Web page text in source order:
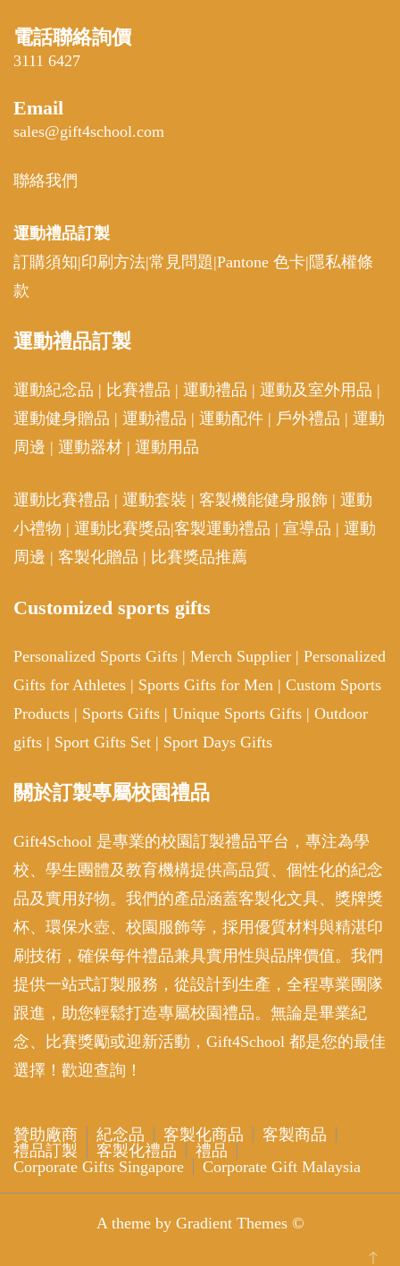
電話聯絡詢價
3111 6427
Email
sales@gift4school.com
聯絡我們
運動禮品訂製
訂購須知|印刷方法|常見問題|Pantone 色卡| 隱私權條
款
運動禮品訂製
運動紀念品 | 比賽禮品 | 運動禮品 | 運動及室外用品 |
運動健身贈品 | 運動禮品 | 運動配件 | 戶外禮品 | 運動
周邊 | 運動器材 | 運動用品
運動比賽禮品 | 運動套裝 | 客製機能健身服飾 | 運動
小禮物 | 運動比賽獎品|客製運動禮品 | 宣導品 | 運動
周邊 | 客製化贈品 | 比賽獎品推薦
Customized sports gifts
Personalized Sports Gifts | Merch Supplier | Personalized
Gifts for Athletes | Sports Gifts for Men | Custom Sports
Products | Sports Gifts | Unique Sports Gifts | Outdoor
gifts | Sport Gifts Set | Sport Days Gifts
關於訂製專屬校園禮品
Gift4School 是專業的校園訂製禮品平台，專注為學
校、學生團體及教育機構提供高品質、個性化的紀念
品及實用好物。我們的產品涵蓋客製化文具、獎牌獎
杯、環保水壺、校園服飾等，採用優質材料與精湛印
刷技術，確保每件禮品兼具實用性與品牌價值。我們
提供一站式訂製服務，從設計到生產，全程專業團隊
跟進，助您輕鬆打造專屬校園禮品。無論是畢業紀
念、比賽獎勵或迎新活動，Gift4School 都是您的最佳
選擇！歡迎查詢！
贊助廠商 紀念品 客製化商品
客製商品
禮品訂製
客製化禮品
禮品
Corporate Gifts Singapore
Corporate Gift Malaysia
A theme by Gradient Themes ©